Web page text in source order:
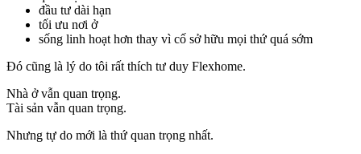
đầu tư dài hạn
tối ưu nơi ở
sống linh hoạt hơn thay vì cố sở hữu mọi thứ quá sớm
Đó cũng là lý do tôi rất thích tư duy Flexhome.
Nhà ở vẫn quan trọng.
Tài sản vẫn quan trọng.
Nhưng tự do mới là thứ quan trọng nhất.